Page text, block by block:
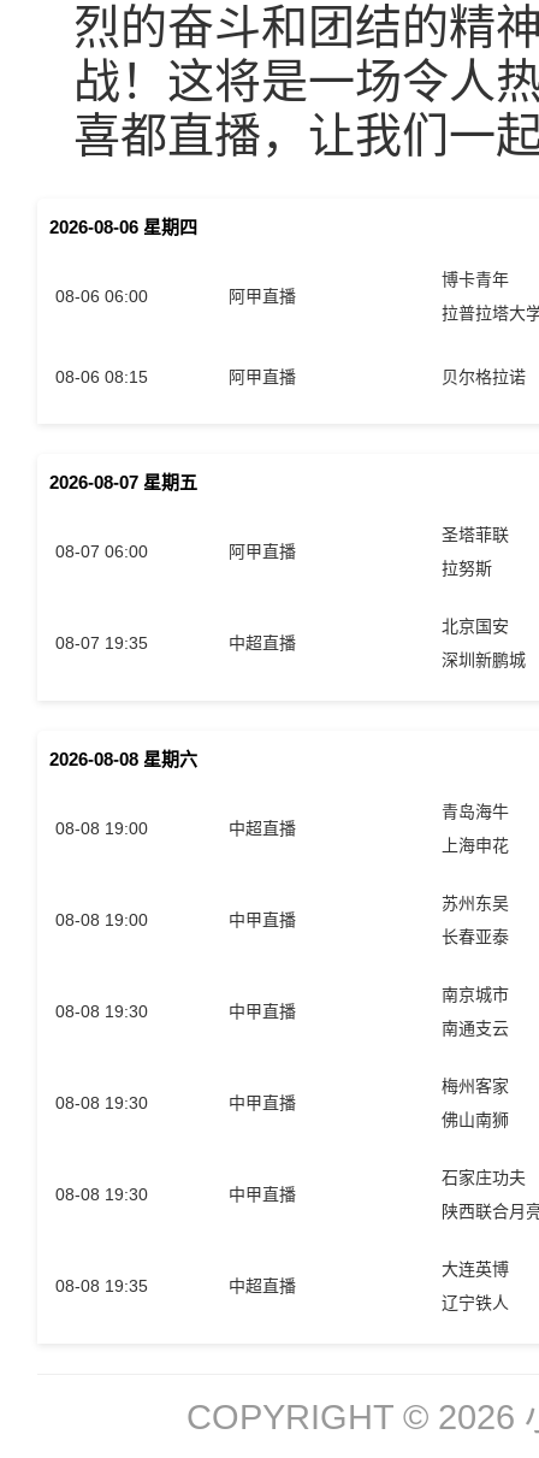
烈的奋斗和团结的精
战！这将是一场令人
喜都直播，让我们一
2026-08-06 星期四
08-06 06:00 阿甲直播
博卡青年
拉普拉塔大
08-06 08:15 阿甲直播 贝尔格拉诺
2026-08-07 星期五
08-07 06:00 阿甲直播
圣塔菲联
拉努斯
08-07 19:35 中超直播
北京国安
深圳新鹏城
2026-08-08 星期六
08-08 19:00 中超直播
青岛海牛
上海申花
08-08 19:00 中甲直播
苏州东吴
长春亚泰
08-08 19:30 中甲直播
南京城市
南通支云
08-08 19:30 中甲直播
梅州客家
佛山南狮
08-08 19:30 中甲直播
石家庄功夫
陕西联合月
08-08 19:35 中超直播
大连英博
辽宁铁人
COPYRIGHT © 2026